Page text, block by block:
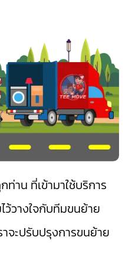
น ที่เข้ามาใช้บริการ
ว้วางใจกับทีมขนย้าย
าจะปรับปรุงการขนย้าย